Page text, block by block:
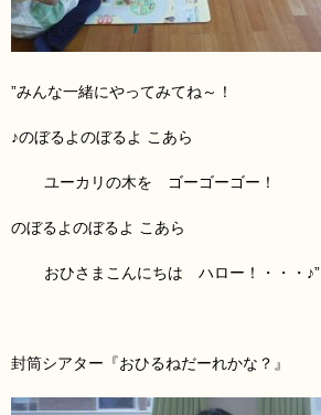
”みんな一緒にやってみてね～！
♪のぼるよのぼるよ こあら
ユーカリの木を ゴーゴーゴー！
のぼるよのぼるよ こあら
おひさま こんにちは ハロー！ ・・・♪”
封筒シアター『おひるねだーれかな？』